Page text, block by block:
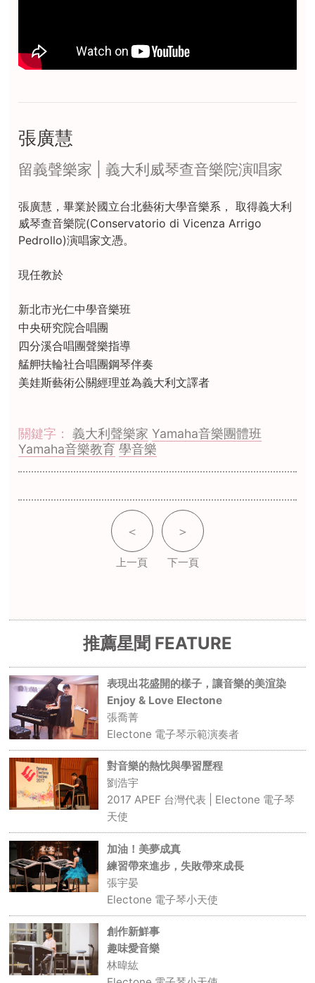
張廣慧
留義聲樂家 | 義大利威琴查音樂院演唱家
張廣慧，畢業於國立台北藝術大學音樂系， 取得義大利
威琴查音樂院(Conservatorio di Vicenza Arrigo
Pedrollo)演唱家文憑。
現任教於
新北市光仁中學音樂班
中央研究院合唱團
四分溪合唱團聲樂指導
艋舺扶輪社合唱團鋼琴伴奏
美娃斯藝術公關經理並為義大利文譯者
關鍵字：義大利聲樂家 Yamaha音樂團體班
Yamaha音樂教育 學音樂
＜
上一頁
＞
下一頁
推薦星聞 FEATURE
表現出花盛開的樣子，讓音樂的美渲染
Enjoy & Love Electone
張喬菁
Electone 電子琴示範演奏者
對音樂的熱忱與學習歷程
劉浩宇
2017 APEF 台灣代表 | Electone 電子琴
天使
加油！美夢成真
練習帶來進步，失敗帶來成長
張宇晏
Electone 電子琴小天使
創作新鮮事
趣味愛音樂
林暐紘